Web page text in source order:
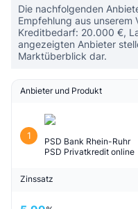
Die nachfolgenden
Empfehlung aus unserem
Kreditbedarf: 20.000 €,
angezeigten Anbieter
Marktüberblick dar.
Anbieter und Produkt
1
PSD Bank Rhein-Ruhr
PSD Privatkredit online
Zinssatz